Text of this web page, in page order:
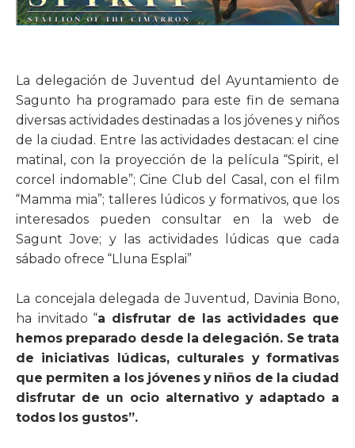
La delegación de Juventud del Ayuntamiento de
Sagunto ha programado para este fin de semana
diversas actividades destinadas a los jóvenes y niños
de la ciudad. Entre las actividades destacan: el cine
matinal, con la proyección de la película “Spirit, el
corcel indomable”; Cine Club del Casal, con el film
“Mamma mia”; talleres lúdicos y formativos, que los
interesados pueden consultar en la web de
Sagunt Jove; y las actividades lúdicas que cada
sábado ofrece “Lluna Esplai”
La concejala delegada de Juventud, Davinia Bono,
ha invitado “a disfrutar de las actividades que
hemos preparado desde la delegación. Se trata
de iniciativas lúdicas, culturales y formativas
que permiten a los jóvenes y niños de la ciudad
disfrutar de un ocio alternativo y adaptado a
todos los gustos”.